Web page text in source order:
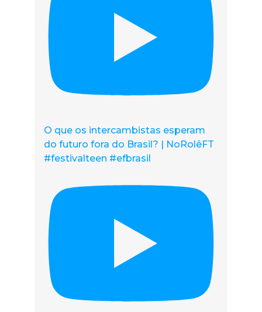
O que os intercambistas esperam
do futuro fora do Brasil? | NoRolêFT
#festivalteen #efbrasil